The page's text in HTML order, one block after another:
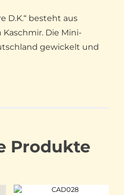
D.K.“ besteht aus
Die Mini-
gewickelt und
Produkte